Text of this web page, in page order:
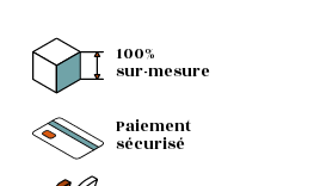
100%
sur-mesure
Paiement
sécurisé